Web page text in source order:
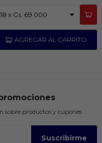
sobre productos y cupones
Suscribirme